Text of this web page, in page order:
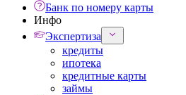
Банк по номеру карты
Инфо
Экспертиза
кредиты
ипотека
кредитные карты
займы